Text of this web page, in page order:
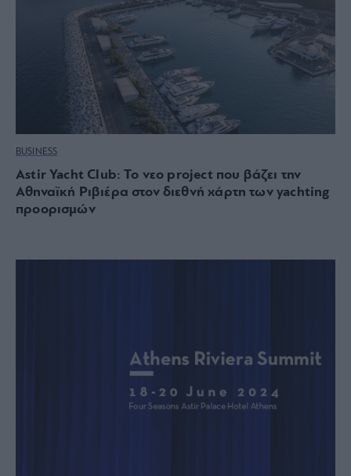
BUSINESS
Astir Yacht Club: Το νεο project που βάζει την
Αθηναϊκή Ριβιέρα στον διεθνή χάρτη των yachting
προορισμών